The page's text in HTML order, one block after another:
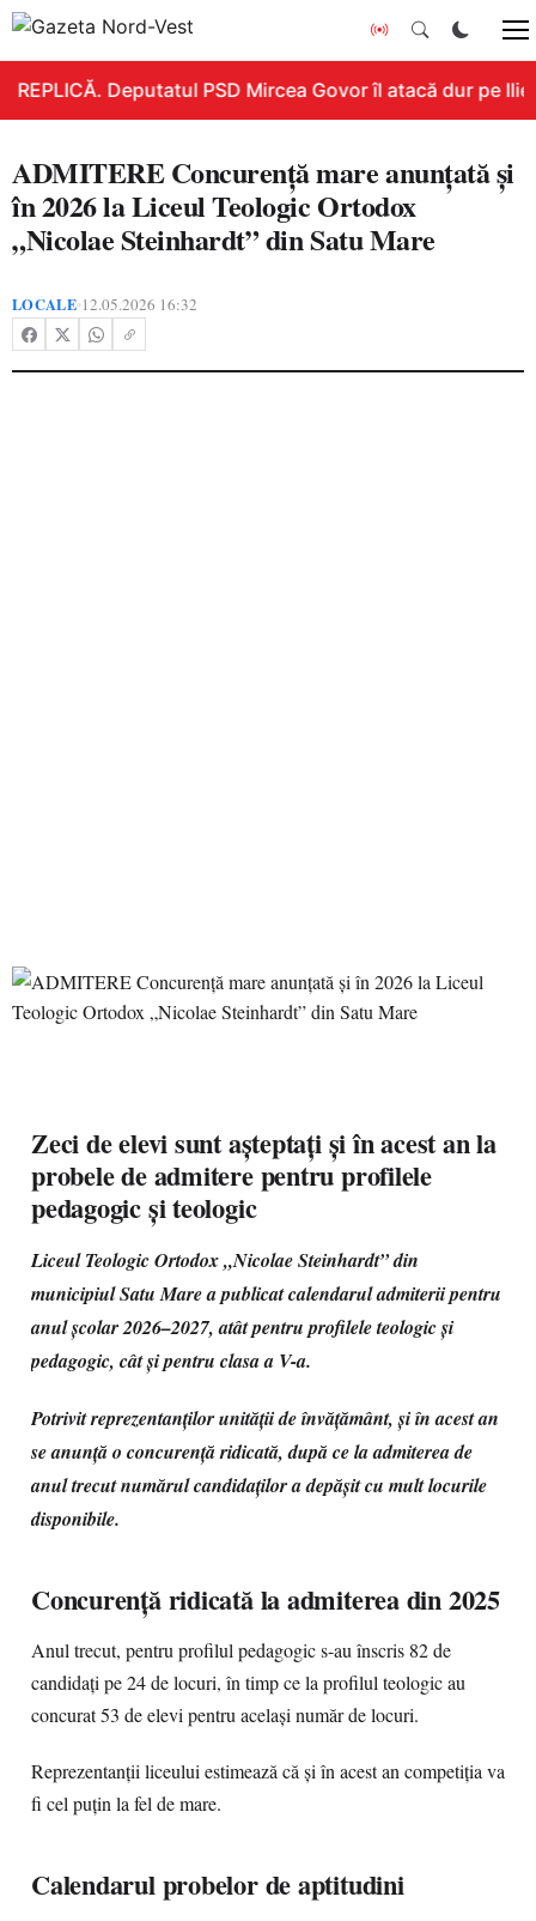
REPLICĂ. Deputatul PSD Mircea Govor îl atacă dur pe
ADMITERE Concurență mare anunțată și
în 2026 la Liceul Teologic Ortodox
„Nicolae Steinhardt” din Satu Mare
LOCALE•12.05.2026 16:32
Zeci de elevi sunt așteptați și în acest an la
probele de admitere pentru profilele
pedagogic și teologic
Liceul Teologic Ortodox „Nicolae Steinhardt” din
municipiul Satu Mare a publicat calendarul admiterii pentru
anul școlar 2026–2027, atât pentru profilele teologic și
pedagogic, cât și pentru clasa a V-a.
Potrivit reprezentanților unității de învățământ, și în acest an
se anunță o concurență ridicată, după ce la admiterea de
anul trecut numărul candidaților a depășit cu mult locurile
disponibile.
Concurență ridicată la admiterea din 2025
Anul trecut, pentru profilul pedagogic s-au înscris 82 de
candidați pe 24 de locuri, în timp ce la profilul teologic au
concurat 53 de elevi pentru același număr de locuri.
Reprezentanții liceului estimează că și în acest an competiția va
fi cel puțin la fel de mare.
Calendarul probelor de aptitudini